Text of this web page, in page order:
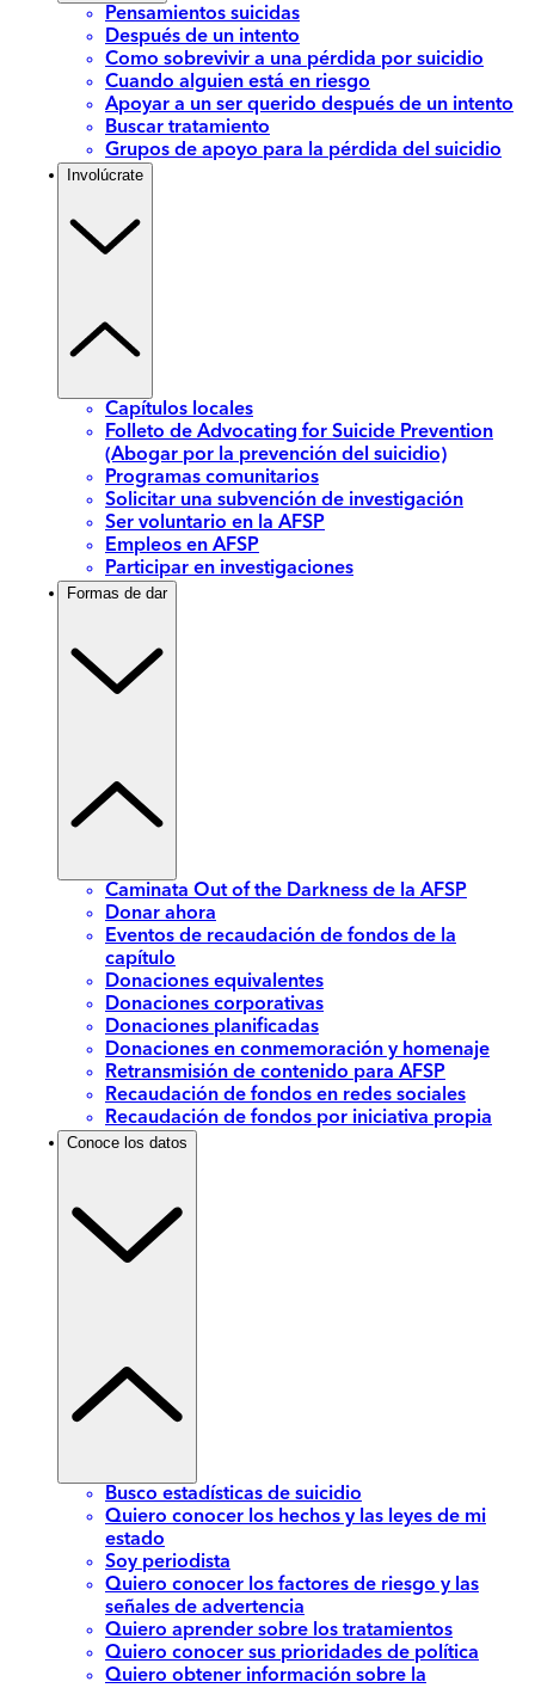
Pensamientos suicidas
Después de un intento
Como sobrevivir a una pérdida por suicidio
Cuando alguien está en riesgo
Apoyar a un ser querido después de un intento
Buscar tratamiento
Grupos de apoyo para la pérdida del suicidio
Involúcrate
Capítulos locales
Folleto de Advocating for Suicide Prevention
(Abogar por la prevención del suicidio)
Programas comunitarios
Solicitar una subvención de investigación
Ser voluntario en la AFSP
Empleos en AFSP
Participar en investigaciones
Formas de dar
Caminata Out of the Darkness de la AFSP
Donar ahora
Eventos de recaudación de fondos de la
capítulo
Donaciones equivalentes
Donaciones corporativas
Donaciones planificadas
Donaciones en conmemoración y homenaje
Retransmisión de contenido para AFSP
Recaudación de fondos en redes sociales
Recaudación de fondos por iniciativa propia
Conoce los datos
Busco estadísticas de suicidio
Quiero conocer los hechos y las leyes de mi
estado
Soy periodista
Quiero conocer los factores de riesgo y las
señales de advertencia
Quiero aprender sobre los tratamientos
Quiero conocer sus prioridades de política
Quiero obtener información sobre la